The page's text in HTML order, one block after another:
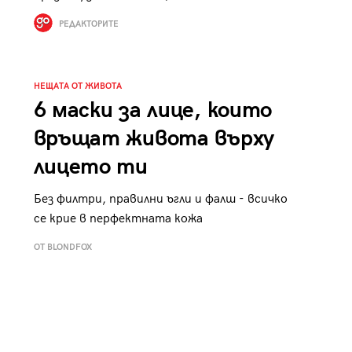
РЕДАКТОРИТЕ
НЕЩАТА ОТ ЖИВОТА
6 маски за лице, които
връщат живота върху
лицето ти
Без филтри, правилни ъгли и фалш - всичко
се крие в перфектната кожа
ОТ BLONDFOX
Tender is the Wine – Какво
29